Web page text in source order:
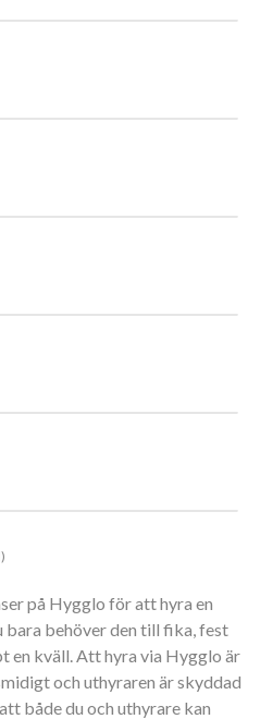
)
på Hygglo för att hyra en
behöver den till fika, fest
en kväll. Att hyra via Hygglo är
och uthyraren är skyddad
både du och uthyrare kan